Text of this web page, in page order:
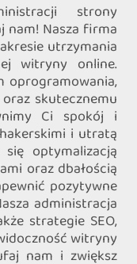
strony
nam! Nasza firma
utrzymania
witryny online.
oprogramowania,
skutecznemu
Ci spokój i
i utratą
optymalizacją
oraz dbałością
pozytywne
administracja
strategie SEO,
witryny
nam i zwiększ